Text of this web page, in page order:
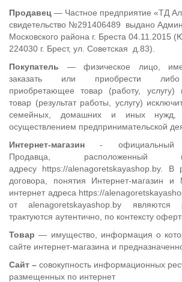
Продавец — Частное предприятие «ТД
свидетельство №291406489 выдано
Московского района г. Бреста 04.11.2015
224030 г. Брест, ул. Советская д.83).
Покупатель — физическое лицо,
заказать или приобрести либо
приобретающее товар (работу, услугу)
товар (результат работы, услугу)
семейных, домашних и иных нужд,
осуществлением предпринимательской
Интернет-магазин - официальный
Продавца, расположенный
адресу https://alenagoretskayashop.by. В
договора, понятия Интернет-магазин
интернет адреса https://
отalenagoretskayashop.by являются
трактуются аутентично, по контексту
Товар — имущество, информация о
сайте интернет-магазина и
Сайт – совокупность информационных
размещенных по интернет